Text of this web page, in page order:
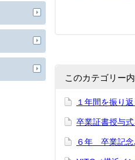
このカテゴリー
１年間を振り
卒業証書授与
６年 卒業記